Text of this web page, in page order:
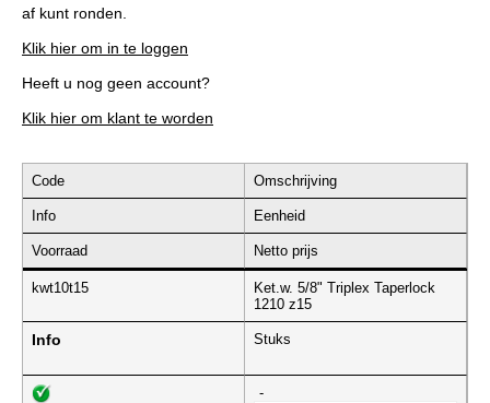
af kunt ronden.
Klik hier om in te loggen
Heeft u nog geen account?
Klik hier om klant te worden
Code Omschrijving
Info Eenheid
Voorraad Netto prijs
kwt10t15
Ket.w. 5/8" Triplex Taperlock
1210 z15
Info Stuks
-